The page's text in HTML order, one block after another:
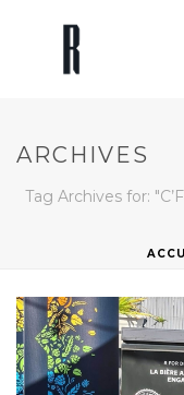
ARCHIVES
Tag Archives for: